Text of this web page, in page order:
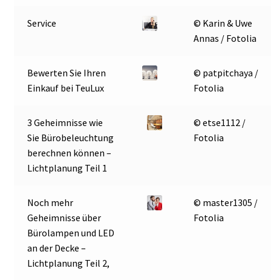
Service
© Karin & Uwe
Annas / Fotolia
Bewerten Sie Ihren
Einkauf bei TeuLux
© patpitchaya /
Fotolia
3 Geheimnisse wie
Sie Bürobeleuchtung
berechnen können –
Lichtplanung Teil 1
© etse1112 /
Fotolia
Noch mehr
Geheimnisse über
Bürolampen und LED
an der Decke –
Lichtplanung Teil 2,
© master1305 /
Fotolia